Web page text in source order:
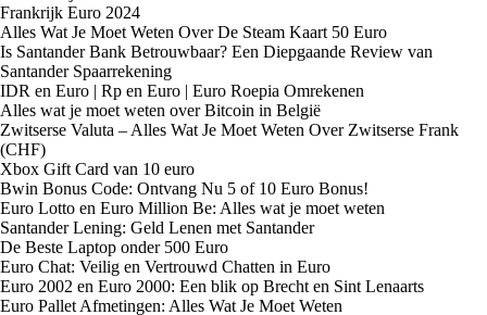
Frankrijk Euro 2024
Alles Wat Je Moet Weten Over De Steam Kaart 50 Euro
Is Santander Bank Betrouwbaar? Een Diepgaande Review van
Santander Spaarrekening
IDR en Euro | Rp en Euro | Euro Roepia Omrekenen
Alles wat je moet weten over Bitcoin in België
Zwitserse Valuta – Alles Wat Je Moet Weten Over Zwitserse Frank
(CHF)
Xbox Gift Card van 10 euro
Bwin Bonus Code: Ontvang Nu 5 of 10 Euro Bonus!
Euro Lotto en Euro Million Be: Alles wat je moet weten
Santander Lening: Geld Lenen met Santander
De Beste Laptop onder 500 Euro
Euro Chat: Veilig en Vertrouwd Chatten in Euro
Euro 2002 en Euro 2000: Een blik op Brecht en Sint Lenaarts
Euro Pallet Afmetingen: Alles Wat Je Moet Weten